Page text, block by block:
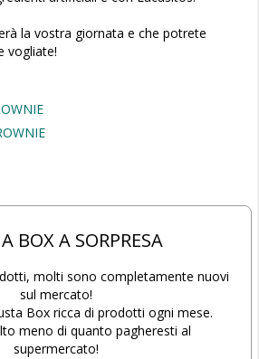
la vostra giornata e che potrete
vogliate!
BOX A SORPRESA
molti sono completamente nuovi
sul mercato!
Box ricca di prodotti ogni mese.
meno di quanto pagheresti al
supermercato!